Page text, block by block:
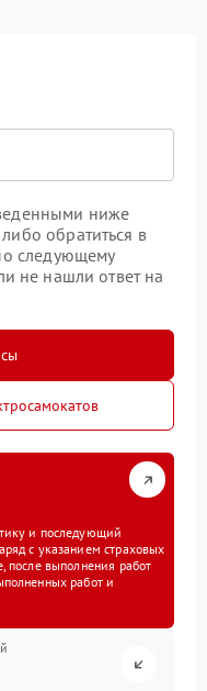
ниже
обратиться в
следующему
не нашли ответ на
и последующий
с указанием страховых
после выполнения работ
работ и